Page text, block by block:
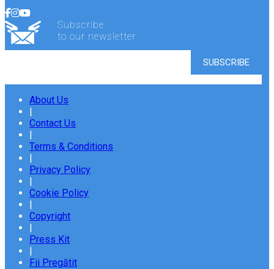
Subscribe
to our newsletter
About Us
|
Contact Us
|
Terms & Conditions
|
Privacy Policy
|
Cookie Policy
|
Copyright
|
Press Kit
|
Fii Pregătit